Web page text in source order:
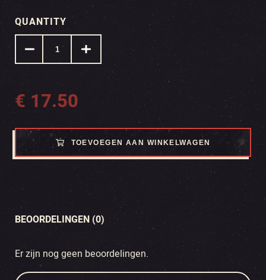
QUANTITY
€ 17.50
TOEVOEGEN AAN WINKELWAGEN
BEOORDELINGEN (0)
Er zijn nog geen beoordelingen.